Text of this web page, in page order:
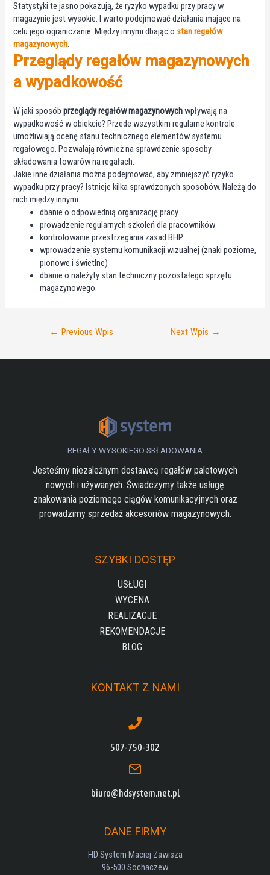
Statystyki te jasno pokazują, że ryzyko wypadku przy pracy w
magazynie jest wysokie. I warto podejmować działania mające na
celu jego ograniczanie. Między innymi dbając o stan regałów
magazynowych.
Przeglądy regałów magazynowych
a wypadkowość
W jaki sposóbprzeglądy regałów magazynowychwpływają na
wypadkowość w obiekcie? Przede wszystkim regularne kontrole
umożliwiają ocenę stanu technicznego elementów systemu
regałowego. Pozwalają również na sprawdzenie sposoby
składowania towarów na regałach.
Jakie inne działania można podejmować, aby zmniejszyć ryzyko
wypadku przy pracy? Istnieje kilka sprawdzonych sposobów. Należą do
nich między innymi:
dbanie o odpowiednią organizację pracy
prowadzenie regularnych szkoleń dla pracowników
kontrolowanie przestrzegania zasad BHP
wprowadzenie systemu komunikacji wizualnej (znaki poziome,
pionowe i świetlne)
dbanie o należyty stan techniczny pozostałego sprzętu
magazynowego.
Nawigacja
← Previous Wpis Next Wpis →
REGAŁY WYSOKIEGO SKŁADOWANIA
Jesteśmy niezależnym dostawcą regałów paletowych
nowych i używanych. Świadczymy także usługę
znakowania poziomego ciągów komunikacyjnych oraz
prowadzimy sprzedaż akcesoriów magazynowych.
SZYBKI DOSTĘP
USŁUGI
WYCENA
REALIZACJE
REKOMENDACJE
BLOG
KONTAKT Z NAMI
507-750-302
biuro@hdsystem.net.pl
DANE FIRMY
HD System Maciej Zawisza
96-500 Sochaczew